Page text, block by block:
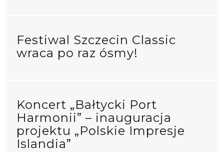
Festiwal Szczecin Classic
wraca po raz ósmy!
Koncert „Bałtycki Port
Harmonii” – inauguracja
projektu „Polskie Impresje
Islandia”